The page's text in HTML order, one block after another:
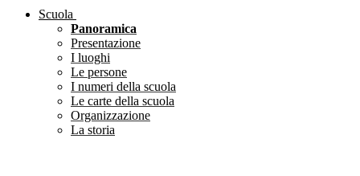
Scuola
Panoramica
Presentazione
I luoghi
Le persone
I numeri della scuola
Le carte della scuola
Organizzazione
La storia